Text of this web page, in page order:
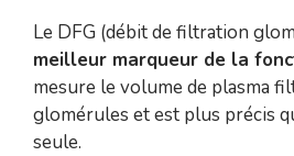
Le DFG (débit de filtration
meilleur marqueur de la
mesure le volume de plasma
glomérules et est plus précis
seule.